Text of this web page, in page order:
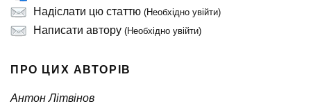
Надіслати цю статтю (Необхідно увійти)
Написати автору (Необхідно увійти)
ПРО ЦИХ АВТОРІВ
Антон Літвінов